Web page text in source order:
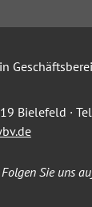
Bielefeld ·
Folgen Sie uns